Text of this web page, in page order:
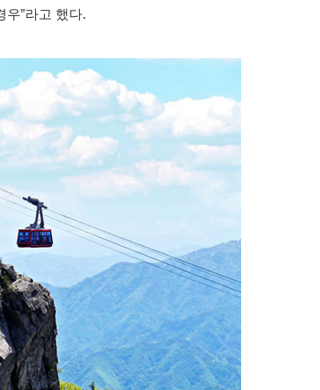
우”라고 했다.